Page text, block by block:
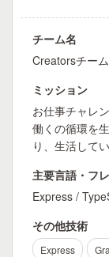
チーム名
Creatorsチーム
ミッション
お仕事チャレ
働くの循環を
り、生活して
主要言語・フ
Express /
その他技術
Express